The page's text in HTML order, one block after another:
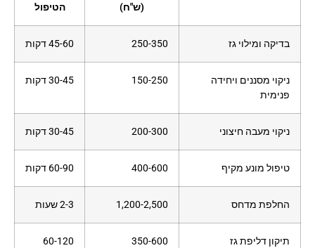
(ש"ח)
הטיפול
בדיקה ומילוי גז 250-350 45-60 דקות
ניקוי מסננים ויחידה
פנימית
150-250 30-45 דקות
ניקוי מעבה חיצוני 200-300 30-45 דקות
טיפול מונע מקיף 400-600 60-90 דקות
החלפת מדחס 1,200-2,500 2-3 שעות
תיקון דליפת גז 350-600
60-120